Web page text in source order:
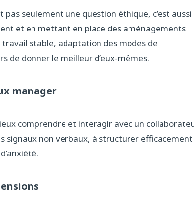
pas seulement une question éthique, c’est aussi
et en mettant en place des aménagements
stable, adaptation des modes de
de donner le meilleur d’eux-mêmes.
manager
comprendre et interagir avec un
signaux non verbaux, à structurer efficacement